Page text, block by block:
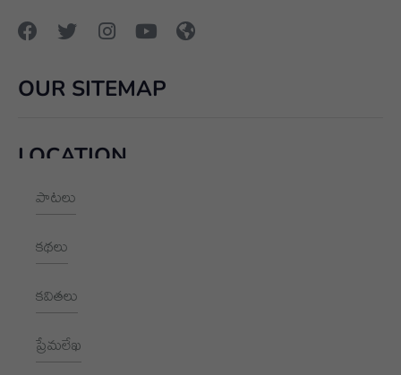
OUR SITEMAP
పాటలు
కథలు
కవితలు
ప్రేమలేఖ
LOCATION
+91 9989928562
hello@aksharayan.com
1002, Royal Pavilion, A Block,